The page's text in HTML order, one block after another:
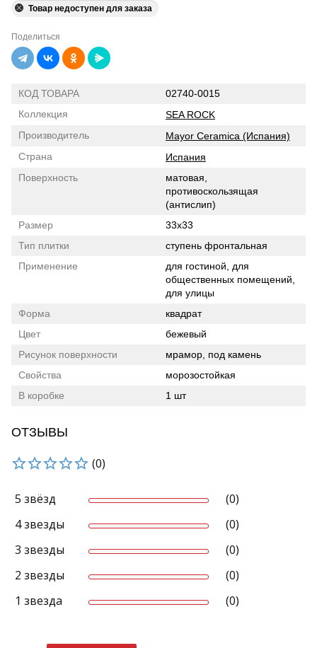
Товар недоступен для заказа
Поделиться
КОД ТОВАРА
02740-0015
Коллекция
SEA ROCK
Производитель
Mayor Ceramica (Испания)
Страна
Испания
Поверхность
матовая,
противоскользящая
(антислип)
Размер
33x33
Тип плитки
ступень фронтальная
Применение
для гостиной, для
общественных помещений,
для улицы
Форма
квадрат
Цвет
бежевый
Рисунок поверхности
мрамор, под камень
Свойства
морозостойкая
В коробке
1 шт
ОТЗЫВЫ
(0)
5 звёзд
(0)
4 звезды
(0)
3 звезды
(0)
2 звезды
(0)
1 звезда
(0)